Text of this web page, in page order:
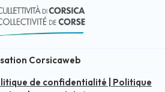
Corsicaweb
de confidentialité
Politique